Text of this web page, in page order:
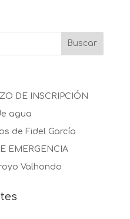
DE INSCRIPCIÓN
agua
de Fidel García
EMERGENCIA
Valhondo